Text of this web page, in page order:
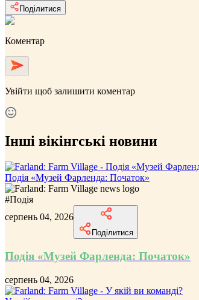
Поділитися
Коментар
Увійти щоб залишити коментар
Інші вікінгські новини
Подія «Музей Фарленда: Початок»
#Подія
серпень 04, 2026
Поділитися
Подія «Музей Фарленда: Початок»
серпень 04, 2026